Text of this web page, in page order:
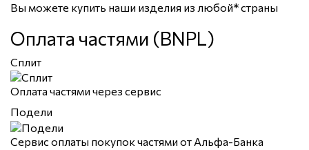
Вы можете купить наши изделия из любой* страны
Оплата частями (BNPL)
Сплит
Оплата частями через сервис
Подели
Сервис оплаты покупок частями от Альфа-Банка